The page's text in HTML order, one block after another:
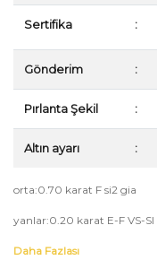
Sertifika :
Gönderim :
Pırlanta Şekil :
Altın ayarı :
orta:0.70 karat F si2 gia
yanlar:0.20 karat E-F VS-SI
Daha Fazlası